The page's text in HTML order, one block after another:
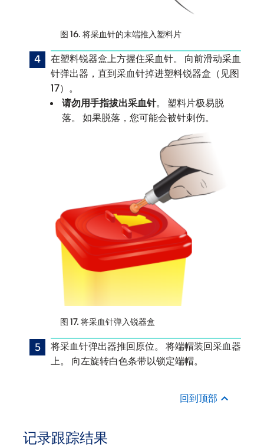
图 16. 将采血针的末端推入塑料片
在塑料锐器盒上方握住采血针。 向前滑动采血
针弹出器，直到采血针掉进塑料锐器盒（见图
17）。
请勿用手指拔出采血针。 塑料片极易脱
落。 如果脱落，您可能会被针刺伤。
图 17. 将采血针弹入锐器盒
将采血针弹出器推回原位。 将端帽装回采血器
上。 向左旋转白色条带以锁定端帽。
回到顶部
记录跟踪结果